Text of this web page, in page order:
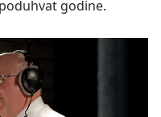
godine.